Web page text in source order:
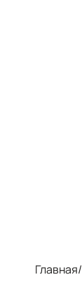
Главная/